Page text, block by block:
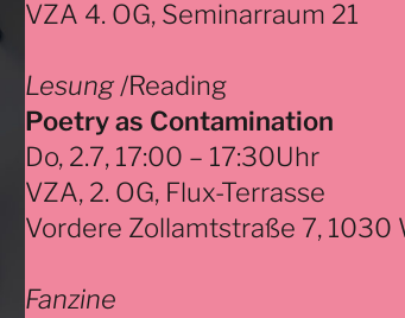
VZA 4. OG, Seminarraum 21
Lesung/Reading
Poetry as Contamination
Do, 2.7, 17:00 – 17:30Uhr
VZA, 2. OG, Flux-Terrasse
Vordere Zollamtstraße 7, 1030
Fanzine